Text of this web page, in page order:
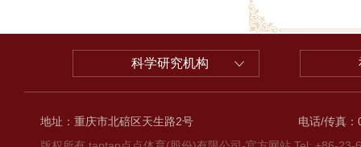
科学研究机构
地址：重庆市北碚区天生路2号
电话/传真